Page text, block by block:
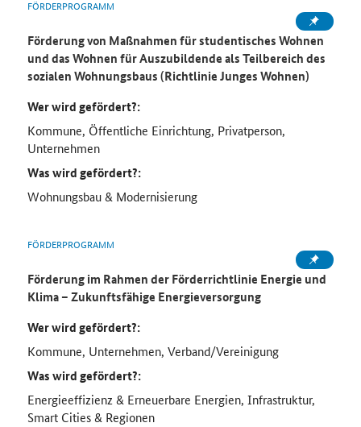
FÖRDERPROGRAMM
Förderung von Maßnahmen für studentisches Wohnen
und das Wohnen für Auszubildende als Teilbereich des
sozialen Wohnungsbaus (Richtlinie Junges Wohnen)
Wer wird gefördert?:
Kommune, Öffentliche Einrichtung, Privatperson,
Unternehmen
Was wird gefördert?:
Wohnungsbau & Modernisierung
FÖRDERPROGRAMM
Förderung im Rahmen der Förderrichtlinie Energie und
Klima – Zukunftsfähige Energieversorgung
Wer wird gefördert?:
Kommune, Unternehmen, Verband/Vereinigung
Was wird gefördert?:
Energieeffizienz & Erneuerbare Energien, Infrastruktur,
Smart Cities & Regionen